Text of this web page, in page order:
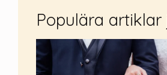
Populära artiklar